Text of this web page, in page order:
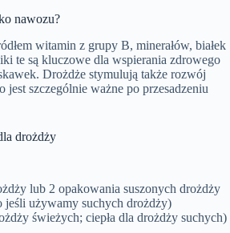
nawozu?
witamin z grupy B, minerałów, białek
te są kluczowe dla wspierania zdrowego
Drożdże stymulują także rozwój
jest szczególnie ważne po przesadzeniu
drożdży
lub 2 opakowania suszonych drożdży
jeśli używamy suchych drożdży)
świeżych; ciepła dla drożdży suchych)